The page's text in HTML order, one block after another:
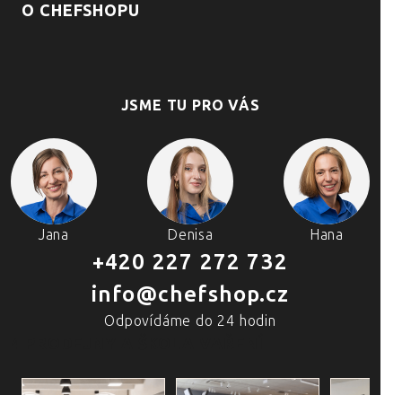
O CHEFSHOPU
JSME TU PRO VÁS
Jana Denisa Hana
+420 227 272 732
info@chefshop.cz
Odpovídáme do 24 hodin